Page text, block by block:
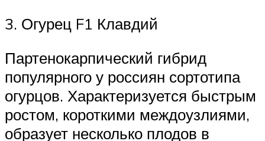
3. Огурец F1 Клавдий
Партенокарпический гибрид
популярного у россиян сортотипа
огурцов. Характеризуется быстрым
ростом, короткими междоузлиями,
образует несколько плодов в